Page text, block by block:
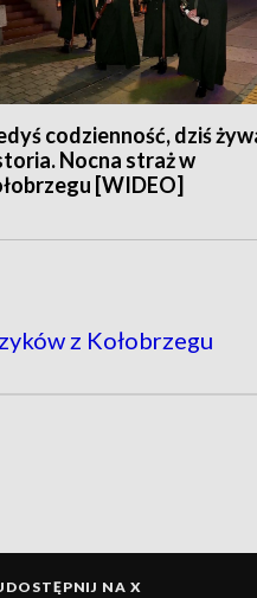
codzienność, dziś
Nocna straż w
[WIDEO]
z Kołobrzegu
NA X